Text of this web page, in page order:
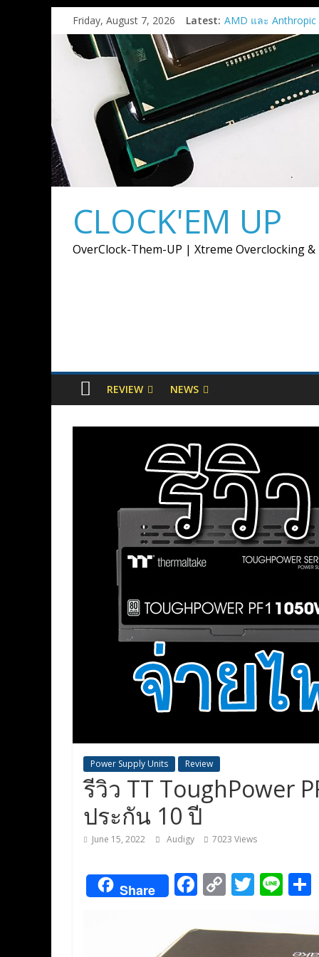
to
content
Friday, August 7, 2026 Latest: AMD และ
ร่วมมือเชิงกลยุทธ์เพื่
การ์ด AMD Instinct
สูงสุด 2 กิกะวัตต์
AMD เปิดตัวกราฟิกก
9050
เมื่อการ์ดจอไม่ได้มีหน้
ภาพ แต่ต้องขับเคลื่อ
แบบครบวงจรสำหรับ
Supermicro แต่งตั้ง
ตัวแทนจำหน่ายอย่าง
พลังประมวลผล AI ตั้
CLOCK'EM UP
OverClock-Them-UP | Xtreme Overclocking &
REVIEW NEWS
Power Supply Units Review
รีวิว TT ToughPower
ประกัน 10 ปี
June 15, 2022 Audigy 7023 Views
Share F
e
C
p
T
itt
Li
e